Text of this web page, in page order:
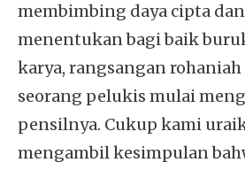
membimbing daya cipta
menentukan bagi baik
karya, rangsangan
seorang pelukis mulai
pensilnya. Cukup kami
mengambil kesimpulan